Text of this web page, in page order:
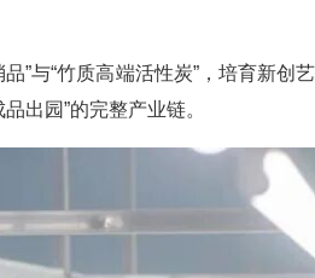
品”与“竹质高端活性炭”，培育新
出园”的完整产业链。